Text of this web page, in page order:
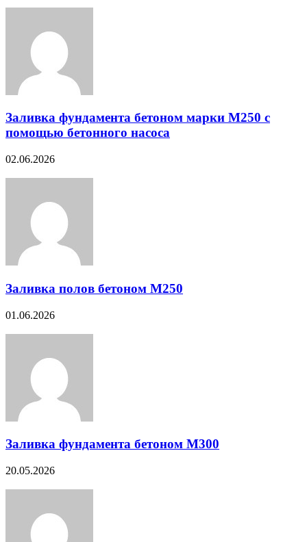
Заливка фундамента бетоном марки М250 с
помощью бетонного насоса
02.06.2026
Заливка полов бетоном М250
01.06.2026
Заливка фундамента бетоном М300
20.05.2026